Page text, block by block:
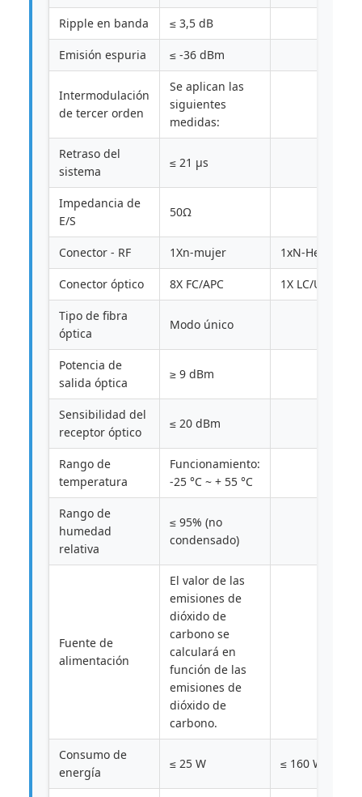
Ripple en banda ≤ 3,5 dB
Emisión espuria ≤ -36 dBm
Intermodulación
de tercer orden
Se aplican las
siguientes
medidas:
Retraso del
sistema
≤ 21 μs
Impedancia de
E/S
50Ω
Conector - RF 1Xn-mujer 1xN-Hembra
Conector óptico 8X FC/APC 1X LC/UPC
Tipo de fibra
óptica
Modo único
Potencia de
salida óptica
≥ 9 dBm
Sensibilidad del
receptor óptico
≤ 20 dBm
Rango de
temperatura
Funcionamiento:
-25 °C ~ + 55 °C
Rango de
humedad
relativa
≤ 95% (no
condensado)
Fuente de
alimentación
El valor de las
emisiones de
dióxido de
carbono se
calculará en
función de las
emisiones de
dióxido de
carbono.
Consumo de
energía
≤ 25 W ≤ 160 W